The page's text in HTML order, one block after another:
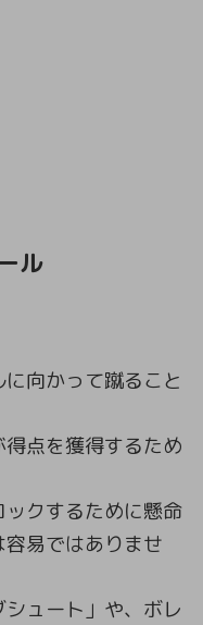
ル
向かって蹴ること
点を獲得するため
クするために懸命
易ではありませ
ュート」や、ボレ